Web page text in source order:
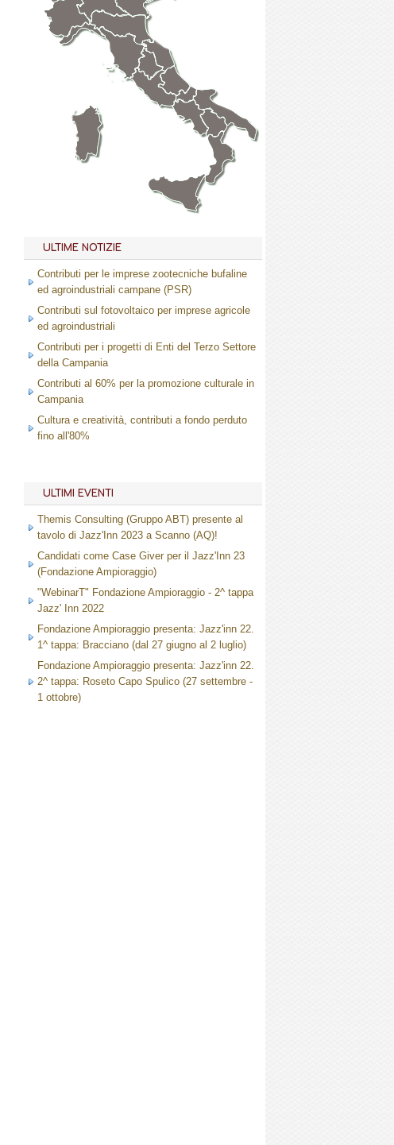
Abruzzo
Basilicata
Emilia Romagna
Friuli
Venezia
Giulia
Lombardia
Marche
Molise
Piemonte
Puglia
Trentino
Adige
Umbria
Valle
d'Aosta
ULTIME NOTIZIE
Contributi per le imprese zootecniche bufaline
ed agroindustriali campane (PSR)
Contributi sul fotovoltaico per imprese agricole
ed agroindustriali
Contributi per i progetti di Enti del Terzo Settore
della Campania
Contributi al 60% per la promozione culturale in
Campania
Cultura e creatività, contributi a fondo perduto
fino all'80%
ULTIMI EVENTI
Themis Consulting (Gruppo ABT) presente al
tavolo di Jazz'Inn 2023 a Scanno (AQ)!
Candidati come Case Giver per il Jazz'Inn 23
(Fondazione Ampioraggio)
"WebinarT" Fondazione Ampioraggio - 2^ tappa
Jazz' Inn 2022
Fondazione Ampioraggio presenta: Jazz'inn 22.
1^ tappa: Bracciano (dal 27 giugno al 2 luglio)
Fondazione Ampioraggio presenta: Jazz'inn 22.
2^ tappa: Roseto Capo Spulico (27 settembre -
1 ottobre)